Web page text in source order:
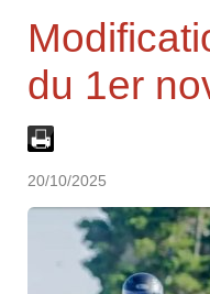
du 1er
20/10/2025